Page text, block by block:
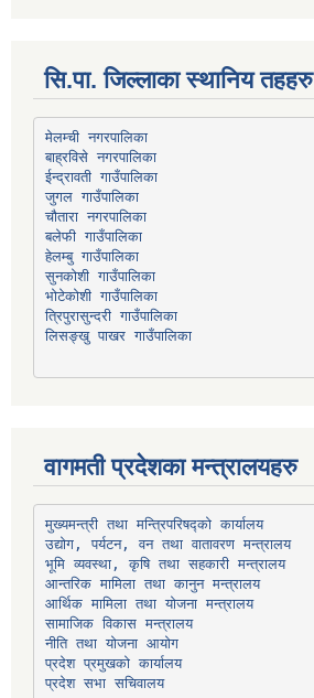
सि.पा. जिल्लाका स्थानिय तहहरु
मेलम्ची नगरपालिका
बाह्रविसे नगरपालिका
ईन्द्रावती गाउँपालिका
जुगल गाउँपालिका
चौतारा नगरपालिका
बलेफी गाउँपालिका
हेलम्बु गाउँपालिका
सुनकोशी गाउँपालिका
भोटेकोशी गाउँपालिका
त्रिपुरासुन्दरी गाउँपालिका
लिसङ्खु पाखर गाउँपालिका
वागमती प्रदेशका मन्त्रालयहरु
मुख्यमन्त्री तथा मन्त्रिपरिषद्को कार्यालय
उद्योग, पर्यटन, वन तथा वातावरण मन्त्रालय
भूमि व्यवस्था, कृषि तथा सहकारी मन्त्रालय
आन्तरिक मामिला तथा कानुन मन्त्रालय
आर्थिक मामिला तथा योजना मन्त्रालय
सामाजिक विकास मन्त्रालय
नीति तथा योजना आयोग
प्रदेश प्रमुखको कार्यालय
प्रदेश सभा सचिवालय